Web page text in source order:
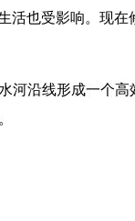
也受影响。现在
河沿线形成一个高